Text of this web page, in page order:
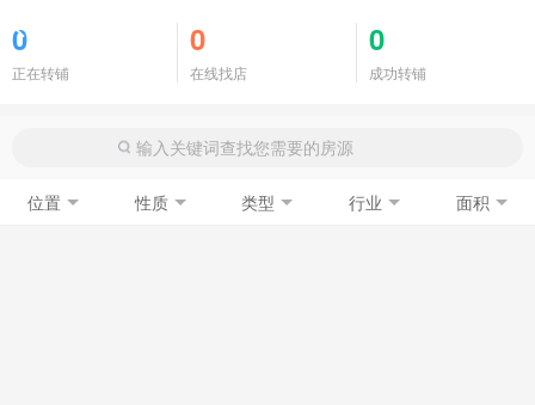
0
正在转铺
0
在线找店
0
成功转铺
位置 性质 类型 行业 面积